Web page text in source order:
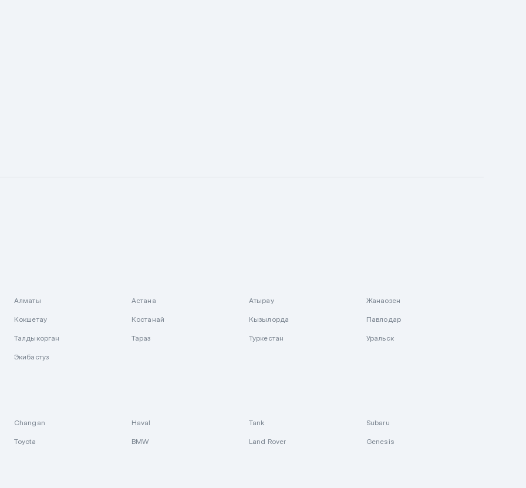
Алматы Астана Атырау Жанаозен
Кокшетау Костанай Кызылорда Павлодар
Талдыкорган Тараз Туркестан Уральск
Экибастуз
Changan Haval Tank Subaru
Toyota BMW Land Rover Genesis